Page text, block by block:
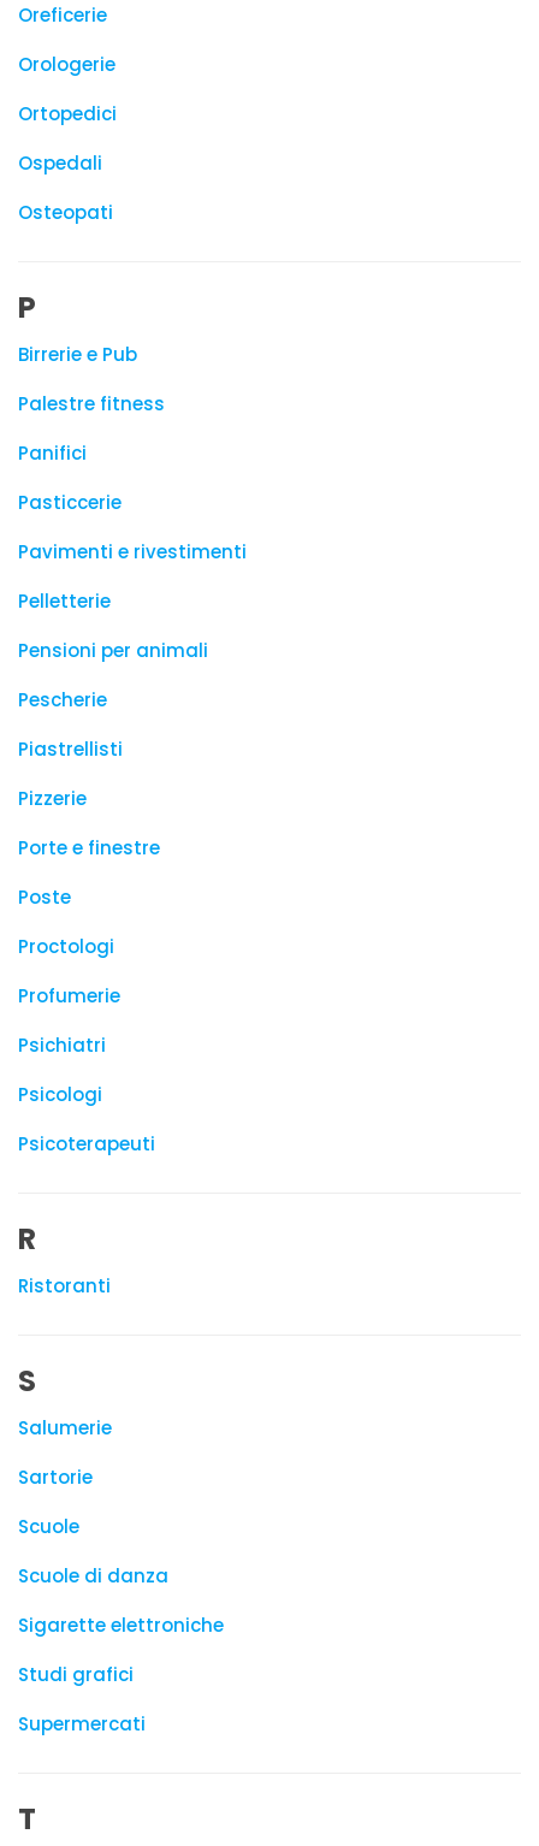
Oreficerie
Orologerie
Ortopedici
Ospedali
Osteopati
P
Birrerie e Pub
Palestre fitness
Panifici
Pasticcerie
Pavimenti e rivestimenti
Pelletterie
Pensioni per animali
Pescherie
Piastrellisti
Pizzerie
Porte e finestre
Poste
Proctologi
Profumerie
Psichiatri
Psicologi
Psicoterapeuti
R
Ristoranti
S
Salumerie
Sartorie
Scuole
Scuole di danza
Sigarette elettroniche
Studi grafici
Supermercati
T